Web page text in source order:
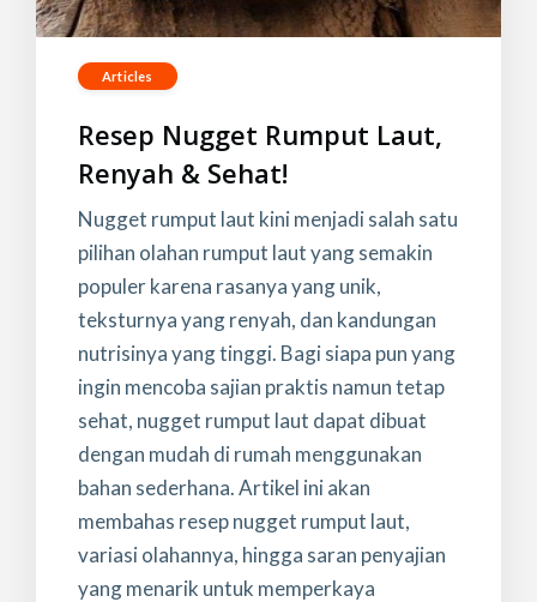
Articles
Resep Nugget Rumput Laut,
Renyah & Sehat!
Nugget rumput laut kini menjadi salah satu
pilihan olahan rumput laut yang semakin
populer karena rasanya yang unik,
teksturnya yang renyah, dan kandungan
nutrisinya yang tinggi. Bagi siapa pun yang
ingin mencoba sajian praktis namun tetap
sehat, nugget rumput laut dapat dibuat
dengan mudah di rumah menggunakan
bahan sederhana. Artikel ini akan
membahas resep nugget rumput laut,
variasi olahannya, hingga saran penyajian
yang menarik untuk memperkaya